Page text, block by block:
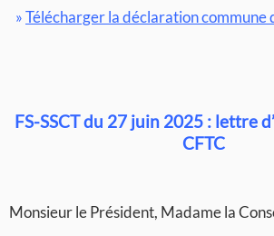
»Télécharger la déclaration commune
FS-SSCT du 27 juin 2025 : lettre
CFTC
Monsieur le Président, Madame la